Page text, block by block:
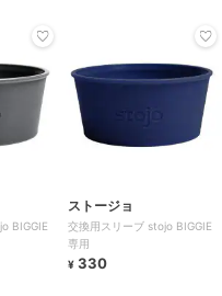
BIGGIE
ストージョ
交換用スリーブ stojo BIGGIE
専用
¥ 330